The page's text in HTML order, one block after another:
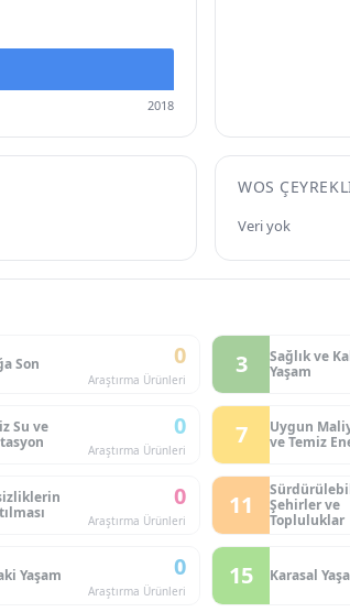
2018
WOS
Veri yok
Son 0
Araştırma Ürünleri
3
Sağlık ve
Yaşam
Su ve
0
Araştırma Ürünleri
7
Uygun
ve Temiz
0
Araştırma Ürünleri
11
Şehirler ve
Topluluklar
Yaşam 0
Araştırma Ürünleri
15 Karasal